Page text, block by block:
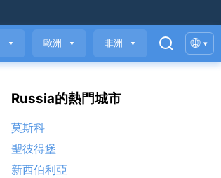
▼ 歐洲 ▼ 非洲 ▼ 🌐 ▾
Russia的熱門城市
莫斯科
聖彼得堡
新西伯利亞